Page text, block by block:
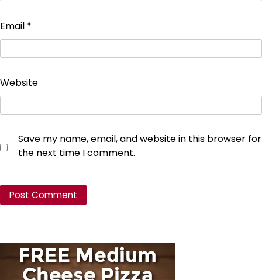
Email *
Website
Save my name, email, and website in this browser for
the next time I comment.